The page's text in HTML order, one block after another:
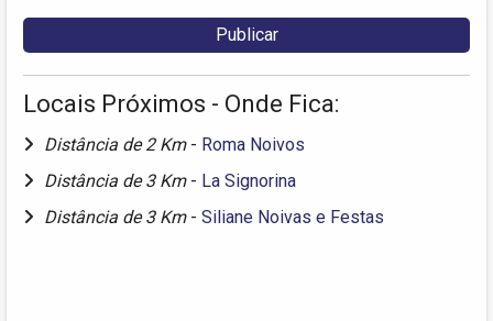
Locais Próximos - Onde Fica:
Distância de 2 Km - Roma Noivos
Distância de 3 Km - La Signorina
Distância de 3 Km - Siliane Noivas e Festas